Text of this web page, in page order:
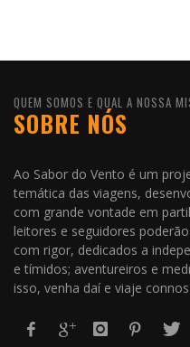
QUEM SOMOS E QUAL A NOSSA
SOBRE NÓS
Ao Sabor do Vento é um
temática das viagens,
com grande vontade em
leitores e seguidores
com rigor, dedicados a
e tímidos; aventureiros e
isso, venha daí e viaje